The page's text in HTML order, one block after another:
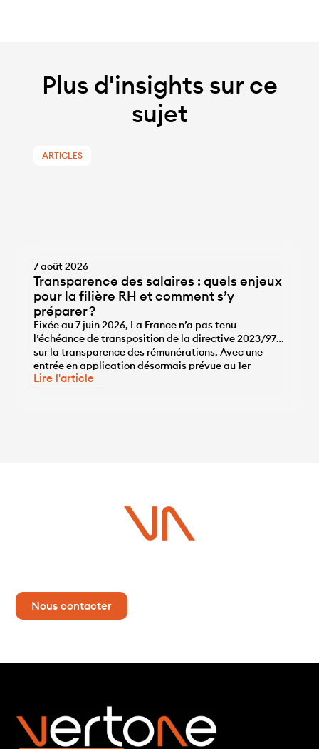
Plus d'insights sur ce
sujet
ARTICLES
7 août 2026
Transparence des salaires : quels enjeux
pour la filière RH et comment s’y
préparer ?
Fixée au 7 juin 2026, La France n’a pas tenu
l’échéance de transposition de la directive 2023/970
sur la transparence des rémunérations. Avec une
entrée en application désormais prévue au 1er
janvier 2028, les entreprises disposent de l’année
...
Lire l'article
Nous contacter